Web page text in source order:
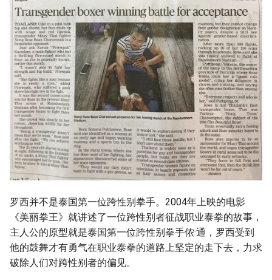
罗西并不是泰国第一位跨性别拳手。2004年上映的电影
《美丽拳王》就讲述了一位跨性别者征战职业泰拳的故事，
主人公的原型就是泰国第一位跨性别拳手侬·通，罗西受到
他的鼓舞才有勇气在职业泰拳的道路上坚定的走下去，力求
破除人们对跨性别者的偏见。